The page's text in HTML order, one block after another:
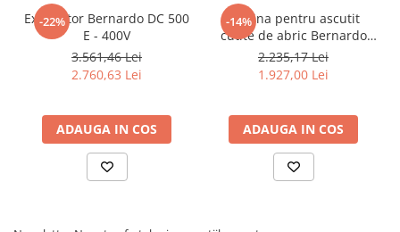
Accesorii utilaje
Accesorii masini de gaurit si frezat
Accesorii pentru ferastraie
mecanice cu banda si disc
Accesorii pentru masini de gaurit
Accesorii pentru masini de slefuit
Accesorii pentru masini de taiat
-22%
Exhaustor Bernardo DC 500
E - 400V
3.561,46 Lei
2.760,63 Lei
ADAUGA IN COS
-14%
Masina pentru ascutit
cutite de abric Bernardo
HMS 600
2.235,17 Lei
1.927,00 Lei
ADAUGA IN COS